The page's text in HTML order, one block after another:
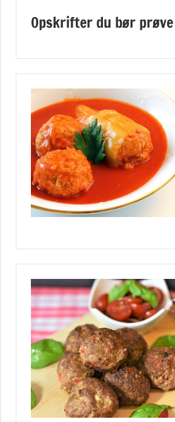
Opskrifter du bør prøve